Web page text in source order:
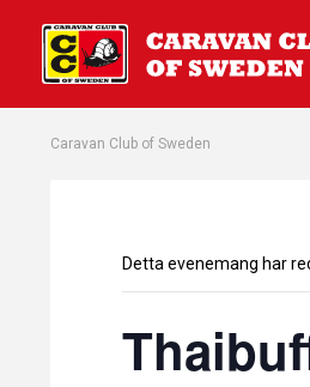
Caravan Club of Sweden
Detta evenemang har